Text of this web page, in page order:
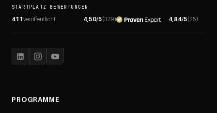
STARTPLATZ BEWERTUNGEN
411veröffentlicht 4,50/5(379) 4,84/5(25)
PROGRAMME